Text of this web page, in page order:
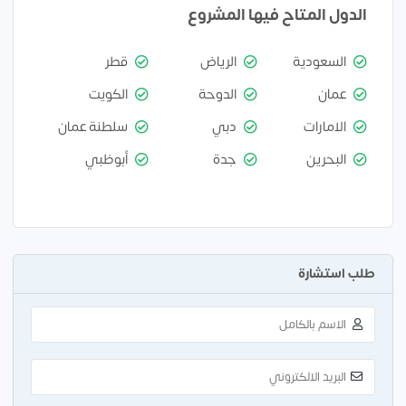
الدول المتاح فيها المشروع
السعودية الرياض
قطر
عمان
الدوحة
الكويت
الامارات
دبي
سلطنة عمان
البحرين
جدة أبوظبي
طلب استشارة